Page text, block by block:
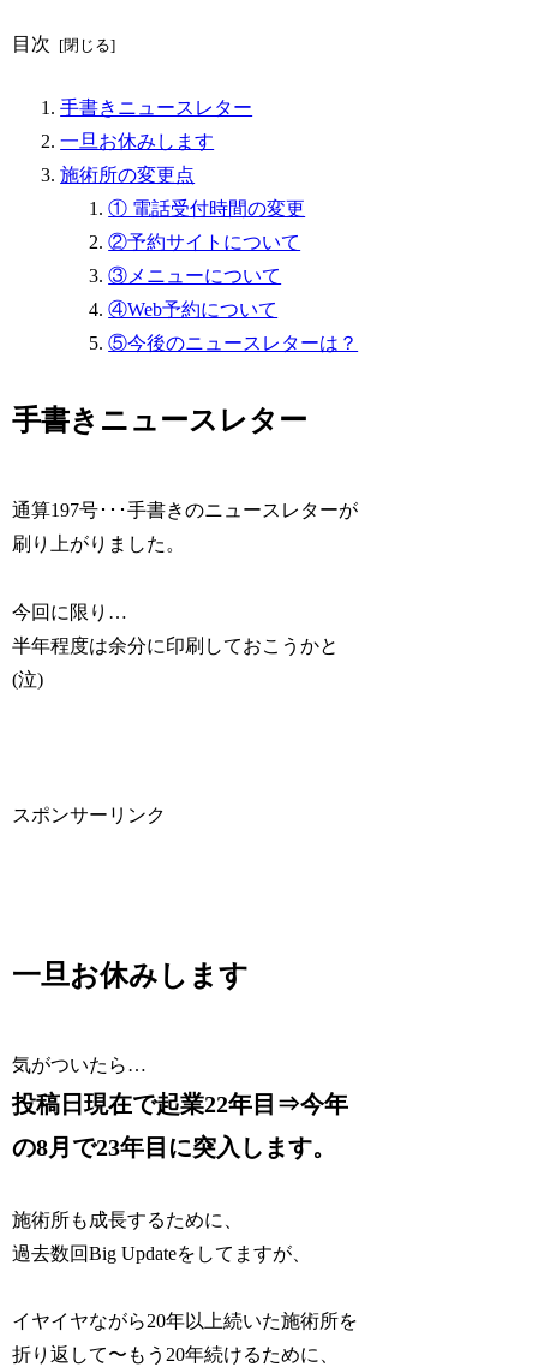
目次
手書きニュースレター
一旦お休みします
施術所の変更点
① 電話受付時間の変更
②予約サイトについて
③メニューについて
④Web予約について
⑤今後のニュースレターは？
手書きニュースレター
通算197号･･･手書きのニュースレターが
刷り上がりました。
今回に限り…
半年程度は余分に印刷しておこうかと
(泣)
スポンサーリンク
一旦お休みします
気がついたら…
投稿日現在で起業22年目⇒今年
の8月で23年目に突入します。
施術所も成長するために、
過去数回Big Updateをしてますが、
イヤイヤながら20年以上続いた施術所を
折り返して〜もう20年続けるために、